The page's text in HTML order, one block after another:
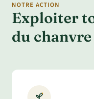
NOTRE ACTION
Exploiter
du chanvre